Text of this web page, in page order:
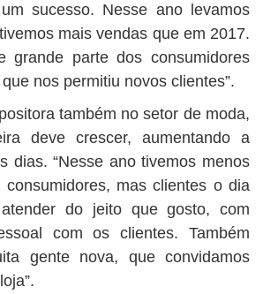
sucesso. Nesse ano levamos
mais vendas que em 2017.
grande parte dos consumidores
nos permitiu novos clientes”.
também no setor de moda,
deve crescer, aumentando a
dias. “Nesse ano tivemos menos
consumidores, mas clientes o dia
do jeito que gosto, com
com os clientes. Também
gente nova, que convidamos